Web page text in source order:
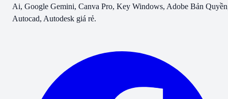
Ai, Google Gemini, Canva Pro, Key Windows, Adobe Bản
Autocad, Autodesk giá rẻ.